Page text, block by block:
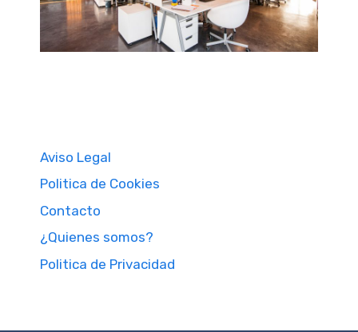
Aviso Legal
Politica de Cookies
Contacto
¿Quienes somos?
Politica de Privacidad